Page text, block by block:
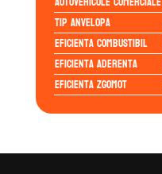
Tip anvelopa
Eficienta Combustibil
Eficienta Aderenta
Eficienta Zgomot